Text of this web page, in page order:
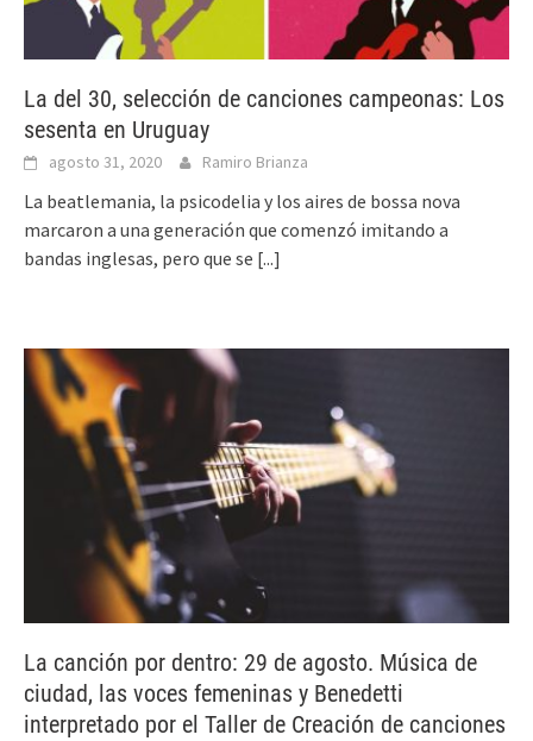
La del 30, selección de canciones campeonas: Los
sesenta en Uruguay
agosto 31, 2020 Ramiro Brianza
La beatlemania, la psicodelia y los aires de bossa nova
marcaron a una generación que comenzó imitando a
bandas inglesas, pero que se [...]
La canción por dentro: 29 de agosto. Música de
ciudad, las voces femeninas y Benedetti
interpretado por el Taller de Creación de canciones